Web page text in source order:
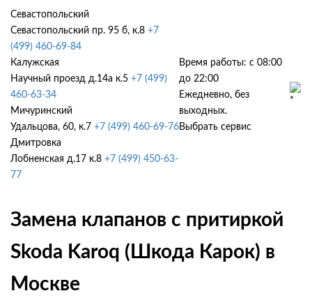
Севастопольский
Севастопольский пр. 95 б, к.8 +7
(499) 460-69-84
Калужская
Научный проезд д.14а к.5 +7 (499)
460-63-34
Мичуринский
Удальцова, 60, к.7 +7 (499) 460-69-76
Дмитровка
Лобненская д.17 к.8 +7 (499) 450-63-
77
Время работы: с 08:00
до 22:00
Ежедневно, без
выходных.
Выбрать сервис
Замена клапанов с притиркой
Skoda Karoq (Шкода Карок) в
Москве